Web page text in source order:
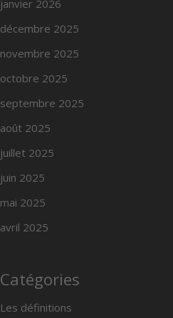
janvier 2026
décembre 2025
novembre 2025
octobre 2025
septembre 2025
août 2025
juillet 2025
juin 2025
mai 2025
avril 2025
Catégories
Les définitions